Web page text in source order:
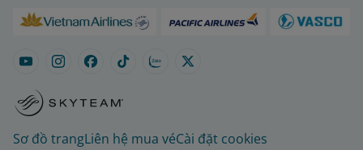
Sơ đồ trangLiên hệ mua véCài đặt cookies